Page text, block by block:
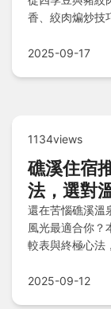
香、絞肉煸炒技
速查表，讓你輕
2025-09-17
1134views
礁溪住宿
法，選對
還在苦惱礁溪溫
風光最適合你？
較表與終極心法
2025-09-12